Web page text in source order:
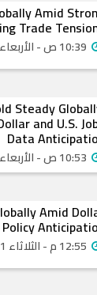
Amid
Trade
Steady
and U.S.
Data
Amid